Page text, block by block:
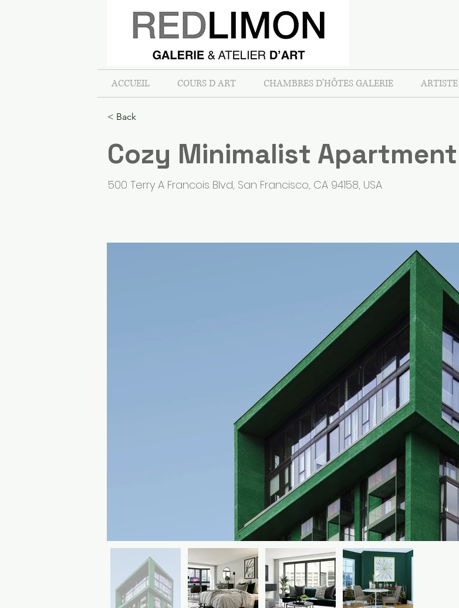
ACCUEIL COURS D ART CHAMBRES D'HÔTES GALERIE ARTISTE
< Back
Cozy Minimalist Apartment
500 Terry A Francois Blvd, San Francisco, CA 94158, USA